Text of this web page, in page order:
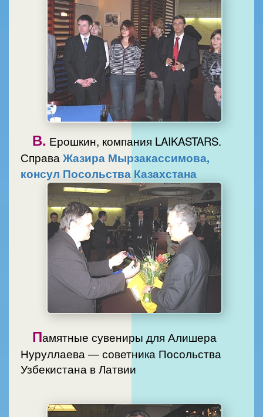
В. Ерошкин, компания LAIKASTARS.
Справа Жазира Мырзакассимова,
консул Посольства Казахстана
Памятные сувениры для Алишера
Нуруллаева — советника Посольства
Узбекистана в Латвии